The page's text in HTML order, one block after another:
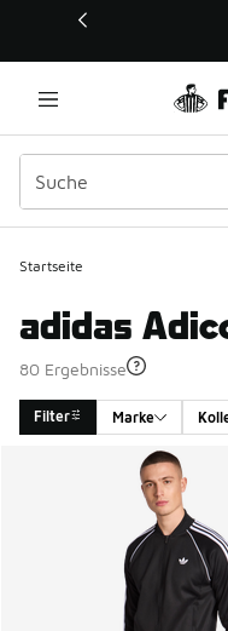
Dieser Link öffnet sich in
Startseite
adidas
80 Ergebnisse
Filter Marke
Search Results